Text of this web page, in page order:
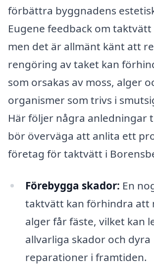
förbättra byggnadens
Eugene feedback om
men det är allmänt känt att
rengöring av taket kan
som orsakas av moss, alger
organismer som trivs i
Här följer några anledningar
bör överväga att anlita ett
företag för taktvätt i
Förebygga skador: En
taktvätt kan förhindra att
alger får fäste, vilket kan
allvarliga skador och dyra
reparationer i framtiden.